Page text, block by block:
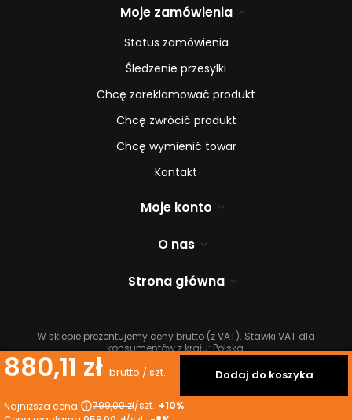
880,11 zł brutto /szt.
Najniższa cena: 799,00 zł/szt. +10%
Dodaj do koszyka
Moje zamówienia
Status zamówienia
Śledzenie przesyłki
Chcę zareklamować produkt
Chcę zwrócić produkt
Chcę wymienić towar
Kontakt
Moje konto
O nas
Strona główna
W sklepie prezentujemy ceny brutto (z VAT). Stawki VAT dla
konsumentów z kraju:Polska.